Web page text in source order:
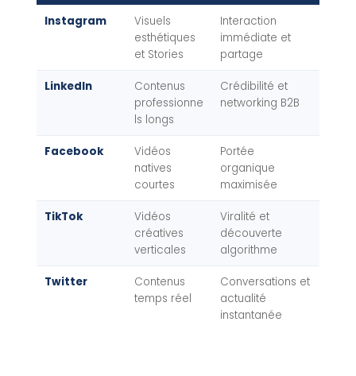
Instagram
Visuels
esthétiques
et Stories
Interaction
immédiate et
partage
LinkedIn
Contenus
professionne
ls longs
Crédibilité et
networking B2B
Facebook
Vidéos
natives
courtes
Portée
organique
maximisée
TikTok
Vidéos
créatives
verticales
Viralité et
découverte
algorithme
Twitter
Contenus
temps réel
Conversations et
actualité
instantanée